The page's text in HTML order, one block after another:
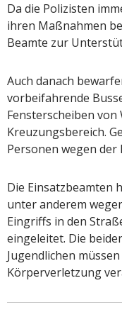
Da die Polizisten
ihren Maßnahmen
Beamte zur
Auch danach
vorbeifahrende
Fensterscheiben
Kreuzungsbereich.
Personen wegen der
Die Einsatzbeamten
unter anderem
Eingriffs in den
eingeleitet. Die
Jugendlichen
Körperverletzung